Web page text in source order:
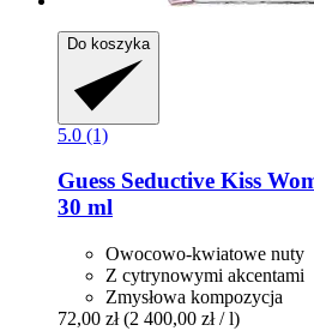
Do koszyka
5.0 (1)
Guess Seductive Kiss
30 ml
Owocowo-kwiatowe nuty
Z cytrynowymi akcentami
Zmysłowa kompozycja
72,00 zł (2 400,00 zł / l)